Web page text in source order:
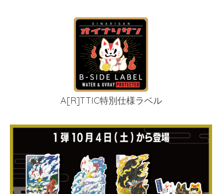
A[R]TTIC特別仕様ラベル